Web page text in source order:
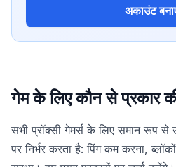
अकाउंट
गेम के लिए कौन से प्रकार
सभी प्रॉक्सी गेमर्स के लिए समान रूप से
पर निर्भर करता है: पिंग कम करना,